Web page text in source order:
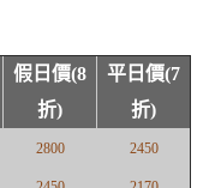
假日價(8
折)
平日價(7
折)
2800 2450